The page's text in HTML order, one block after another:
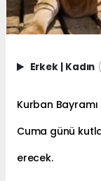
Erkek | Kadın
Kurban
Cuma günü
erecek.